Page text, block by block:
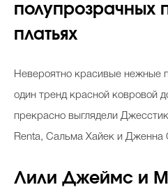
полупрозрачных
платьях
Невероятно красивые нежные
один тренд красной ковровой
прекрасно выглядели
Renta, Сальма Хайек и Дженна
Лили Джеймс и